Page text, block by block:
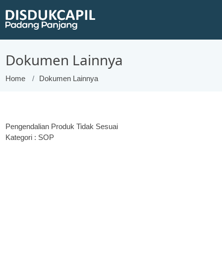
Dokumen Lainnya
Home Dokumen Lainnya
Pengendalian Produk Tidak Sesuai
Kategori : SOP